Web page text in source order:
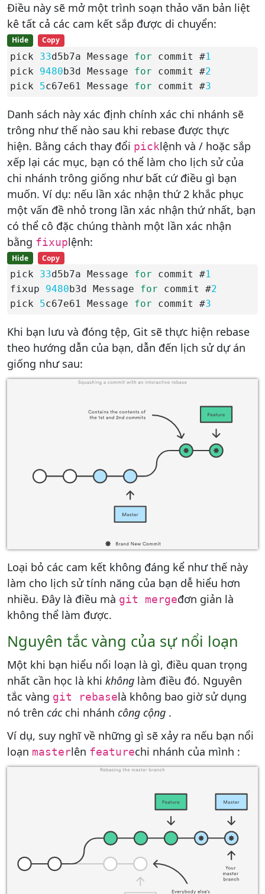
Điều này sẽ mở một trình soạn thảo văn bản liệt
kê tất cả các cam kết sắp được di chuyển:
Hide Copy
pick 33d5b7a Message for commit #1
pick 9480b3d Message for commit #2
pick 5c67e61 Message for commit #3
Danh sách này xác định chính xác chi nhánh sẽ
trông như thế nào sau khi rebase được thực
hiện. Bằng cách thay đổi picklệnh và / hoặc sắp
xếp lại các mục, bạn có thể làm cho lịch sử của
chi nhánh trông giống như bất cứ điều gì bạn
muốn. Ví dụ: nếu lần xác nhận thứ 2 khắc phục
một vấn đề nhỏ trong lần xác nhận thứ nhất, bạn
có thể cô đặc chúng thành một lần xác nhận
bằng fixuplệnh:
Hide Copy
pick 33d5b7a Message for commit #1
fixup 9480b3d Message for commit #2
pick 5c67e61 Message for commit #3
Khi bạn lưu và đóng tệp, Git sẽ thực hiện rebase
theo hướng dẫn của bạn, dẫn đến lịch sử dự án
giống như sau:
Loại bỏ các cam kết không đáng kể như thế này
làm cho lịch sử tính năng của bạn dễ hiểu hơn
nhiều. Đây là điều mà git mergeđơn giản là
không thể làm được.
Nguyên tắc vàng của sự nổi loạn
Một khi bạn hiểu nổi loạn là gì, điều quan trọng
nhất cần học là khi không làm điều đó. Nguyên
tắc vàng git rebaselà không bao giờ sử dụng
nó trên cácchi nhánh công cộng .
Ví dụ, suy nghĩ về những gì sẽ xảy ra nếu bạn nổi
loạn masterlên featurechi nhánh của mình :